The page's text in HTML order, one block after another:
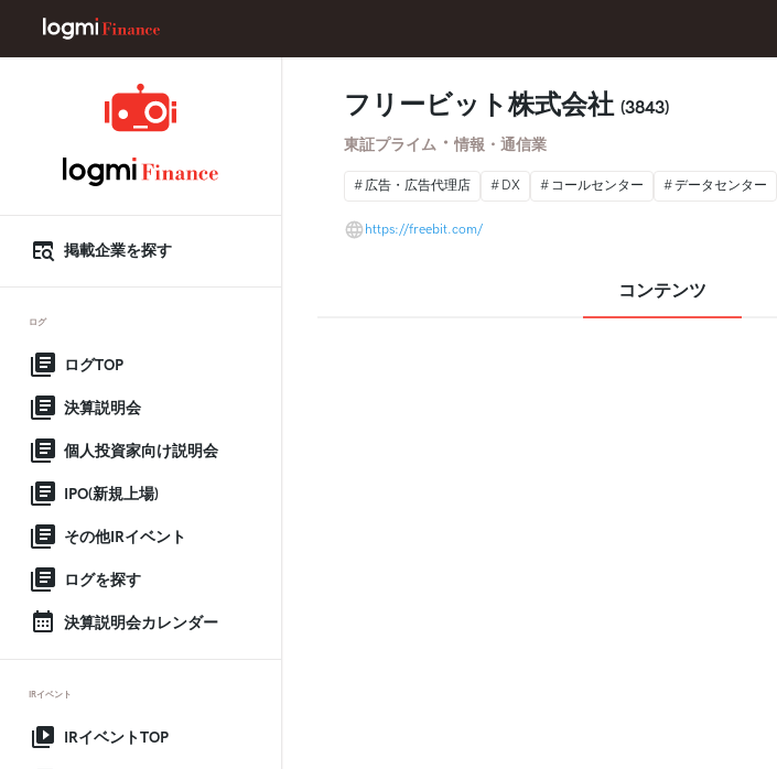
掲載企業を探す
ログ
ログTOP
決算説明会
個人投資家向け説明会
IPO(新規上場)
その他IRイベント
ログを探す
決算説明会カレンダー
IRイベント
IRイベントTOP
フリービット株式会社 (3843)
東証プライム ・ 情報・通信業
広告・広告代理店 DX コールセンター データセンター
https://freebit.com/
コンテンツ